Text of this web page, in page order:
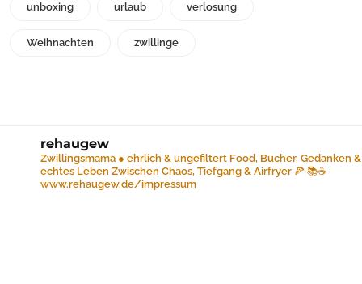
unboxing urlaub verlosung
Weihnachten zwillinge
rehaugew
Zwillingsmama ● ehrlich & ungefiltert Food, Bücher, Gedanken &
echtes Leben Zwischen Chaos, Tiefgang & Airfryer 🍕 📚☕️
www.rehaugew.de/impressum